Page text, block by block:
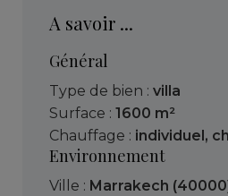
A savoir ...
Général
Type de bien : villa
Surface : 1600 m²
Chauffage : individuel ,
Environnement
Ville : Marrakech